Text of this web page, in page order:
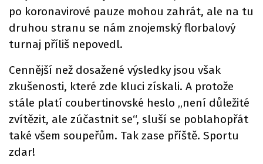
po koronavirové pauze mohou zahrát, ale na tu
druhou stranu se nám znojemský florbalový
turnaj příliš nepovedl.
Cennější než dosažené výsledky jsou však
zkušenosti, které zde kluci získali. A protože
stále platí coubertinovské heslo „není důležité
zvítězit, ale zúčastnit se“, sluší se poblahopřát
také všem soupeřům. Tak zase příště. Sportu
zdar!